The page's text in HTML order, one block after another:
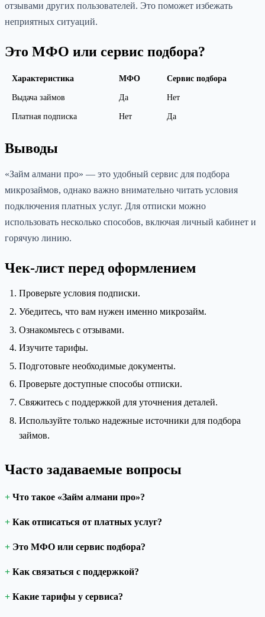
отзывами других пользователей. Это поможет избежать
неприятных ситуаций.
Это МФО или сервис подбора?
Характеристика МФО Сервис подбора
Выдача займов Да Нет
Платная подписка Нет Да
Выводы
«Займ алмани про» — это удобный сервис для подбора
микрозаймов, однако важно внимательно читать условия
подключения платных услуг. Для отписки можно
использовать несколько способов, включая личный кабинет и
горячую линию.
Чек-лист перед оформлением
Проверьте условия подписки.
Убедитесь, что вам нужен именно микрозайм.
Ознакомьтесь с отзывами.
Изучите тарифы.
Подготовьте необходимые документы.
Проверьте доступные способы отписки.
Свяжитесь с поддержкой для уточнения деталей.
Используйте только надежные источники для подбора
займов.
Часто задаваемые вопросы
Что такое «Займ алмани про»?
Как отписаться от платных услуг?
Это МФО или сервис подбора?
Как связаться с поддержкой?
Какие тарифы у сервиса?